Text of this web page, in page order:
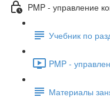
PMP - управление
Учебник по
PMP -
Материалы